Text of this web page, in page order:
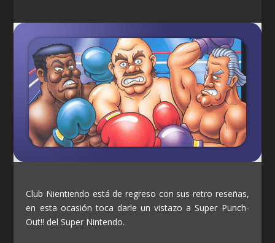
Club Nientiendo está de regreso con sus retro reseñas,
en esta ocasión toca darle un vistazo a Super Punch-
Out!! del Super Nintendo.